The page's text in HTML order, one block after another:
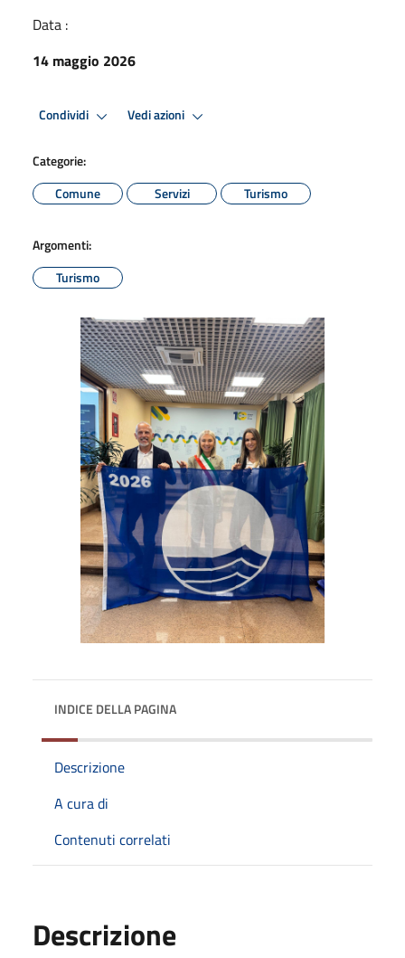
Data :
14 maggio 2026
Condividi Vedi azioni
Categorie:
Comune
Servizi Turismo
Argomenti:
Turismo
INDICE DELLA PAGINA
Descrizione
A cura di
Contenuti correlati
Descrizione